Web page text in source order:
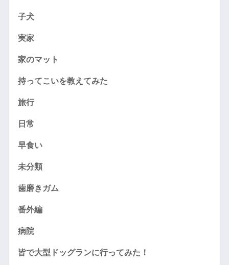
子犬
実家
家のマット
持ってこいを教えてみた
旅行
日常
早食い
未分類
歯磨きガム
番外編
病院
皆で大型ドッグランに行ってみた！